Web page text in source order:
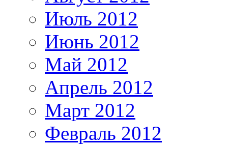
Июль 2012
Июнь 2012
Май 2012
Апрель 2012
Март 2012
Февраль 2012